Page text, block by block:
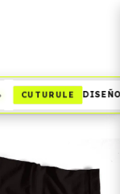
CUTURULE